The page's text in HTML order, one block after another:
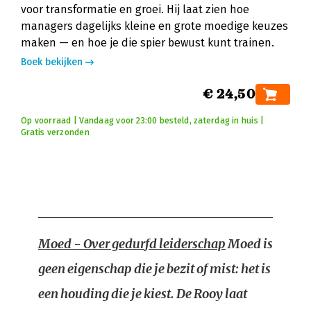
voor transformatie en groei. Hij laat zien hoe
managers dagelijks kleine en grote moedige keuzes
maken — en hoe je die spier bewust kunt trainen.
Boek bekijken
€ 24,50
Op voorraad | Vandaag voor 23:00 besteld, zaterdag in huis |
Gratis verzonden
Moed - Over gedurfd leiderschapMoed is
geen eigenschap die je bezit of mist: het is
een houding die je kiest. De Rooy laat